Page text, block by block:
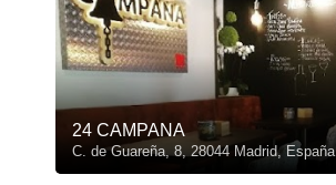
24 CAMPANA
C. de Guareña, 8, 28044 Madrid, España